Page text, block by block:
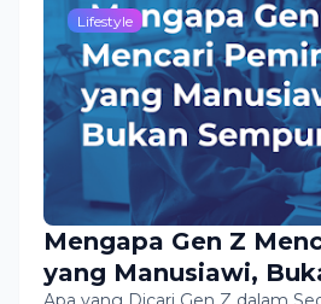
Lifestyle
Mengapa Gen Z
yang Manusiawi,